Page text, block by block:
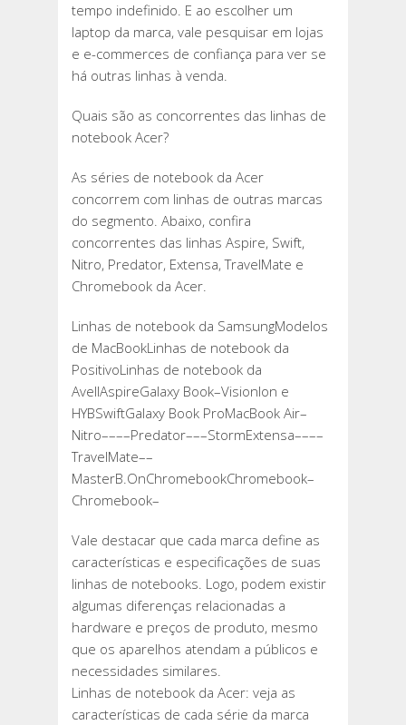
tempo indefinido. E ao escolher um
laptop da marca, vale pesquisar em lojas
e e-commerces de confiança para ver se
há outras linhas à venda.
Quais são as concorrentes das linhas de
notebook Acer?
As séries de notebook da Acer
concorrem com linhas de outras marcas
do segmento. Abaixo, confira
concorrentes das linhas Aspire, Swift,
Nitro, Predator, Extensa, TravelMate e
Chromebook da Acer.
Linhas de notebook da SamsungModelos
de MacBookLinhas de notebook da
PositivoLinhas de notebook da
AvellAspireGalaxy Book–VisionIon e
HYBSwiftGalaxy Book ProMacBook Air–
Nitro––––Predator–––StormExtensa––––
TravelMate––
MasterB.OnChromebookChromebook–
Chromebook–
Vale destacar que cada marca define as
características e especificações de suas
linhas de notebooks. Logo, podem existir
algumas diferenças relacionadas a
hardware e preços de produto, mesmo
que os aparelhos atendam a públicos e
necessidades similares.
Linhas de notebook da Acer: veja as
características de cada série da marca